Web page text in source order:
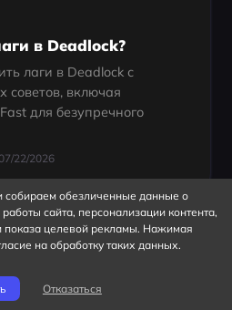
в Deadlock?
лаги в Deadlock с
советов, включая
для безупречного
22/2026
Серверы Rust не работают? Как проверить и исправить проблемы с подключением
обезличенные данные о
сайта, персонализации контента,
показа целевой рекламы. Нажимая
на обработку таких данных.
Отказаться